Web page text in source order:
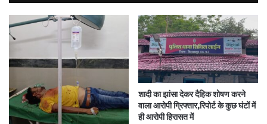
शादी का झांसा देकर दैहिक शोषण करने
वाला आरोपी ग्रिफ्तार,रिपोर्ट के कुछ घंटों में
ही आरोपी हिरासत में